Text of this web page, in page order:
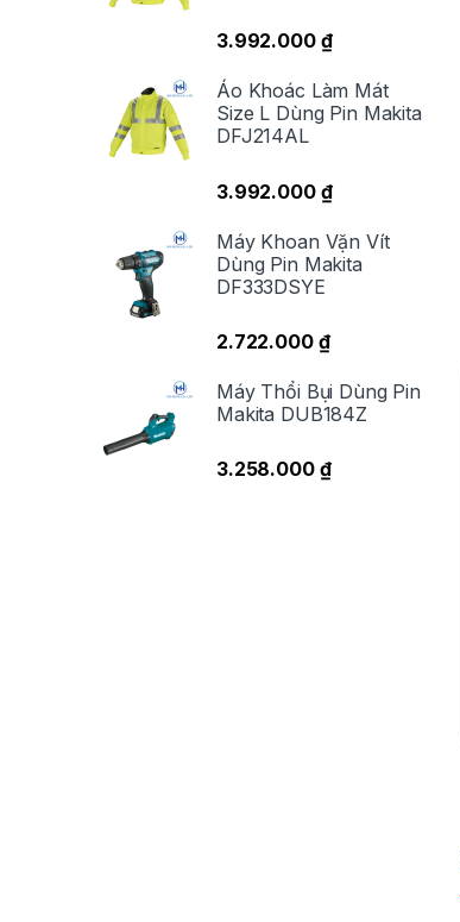
3.992.000 ₫
Áo Khoác Làm Mát
Size L Dùng Pin Makita
DFJ214AL
3.992.000 ₫
Máy Khoan Vặn Vít
Dùng Pin Makita
DF333DSYE
2.722.000 ₫
Máy Thổi Bụi Dùng Pin
Makita DUB184Z
3.258.000 ₫